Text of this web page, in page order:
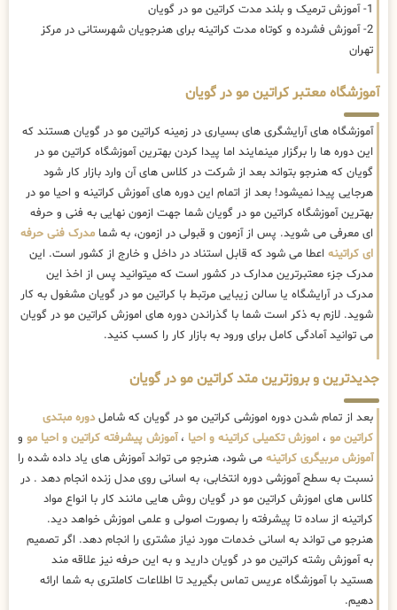
1- آموزش ترمیک و بلند مدت کراتین مو در گویان
2- آموزش فشرده و کوتاه مدت کراتینه برای هنرجویان شهرستانی در مرکز
تهران
آموزشگاه معتبر کراتین مو در گویان
آموزشگاه های آرایشگری های بسیاری در زمینه کراتین مو در گویان هستند که
این دوره ها را برگزار مینمایند اما پیدا کردن بهترین آموزشگاه کراتین مو در
گویان که هنرجو بتواند بعد از شرکت در کلاس های آن وارد بازار کار شود
هرجایی پیدا نمیشود! بعد از اتمام این دوره های آموزش کراتینه و احیا مو در
بهترین آموزشگاه کراتین مو در گویان شما جهت ازمون نهایی به فنی و حرفه
ای معرفی می شوید. پس از آزمون و قبولی در ازمون، به شما مدرک فنی حرفه
ای کراتینه اعطا می شود که قابل استناد در داخل و خارج از کشور است. این
مدرک جزء معتبرترین مدارک در کشور است که میتوانید پس از اخذ این
مدرک در آرایشگاه یا سالن زیبایی مرتبط با کراتین مو در گویان مشغول به کار
شوید. لازم به ذکر است شما با گذراندن دوره های اموزش کراتین مو در گویان
می توانید آمادگی کامل برای ورود به بازار کار را کسب کنید.
جدیدترین و بروزترین متد کراتین مو در گویان
بعد از تمام شدن دوره اموزشی کراتین مو در گویان که شاملدوره مبتدی
کراتین مو ، اموزش تکمیلی کراتینه و احیا ،آموزش پیشرفته کراتین و احیا مو و
آموزش مربیگری کراتینه می شود، هنرجو می تواند آموزش های یاد داده شده را
نسبت به سطح آموزشی دوره انتخابی، به اسانی روی مدل زنده انجام دهد . در
کلاس های اموزش کراتین مو در گویان روش هایی مانند کار با انواع مواد
کراتینه از ساده تا پیشرفته را بصورت اصولی و علمی اموزش خواهد دید.
هنرجو می تواند به اسانی خدمات مورد نیاز مشتری را انجام دهد. اگر تصمیم
به آموزش رشته کراتین مو در گویان دارید و به این حرفه نیز علاقه مند
هستید با آموزشگاه عریس تماس بگیرید تا اطلاعات کاملتری به شما ارائه
دهیم.